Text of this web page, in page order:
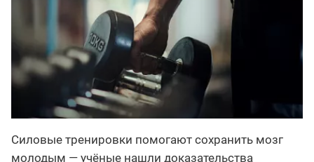
Силовые тренировки помогают сохранить мозг
молодым — учёные нашли доказательства